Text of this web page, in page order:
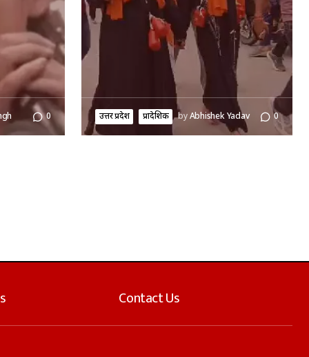
0 उत्तर प्रदेश प्रादेशिक byAbhishek Yadav 0
Contact Us